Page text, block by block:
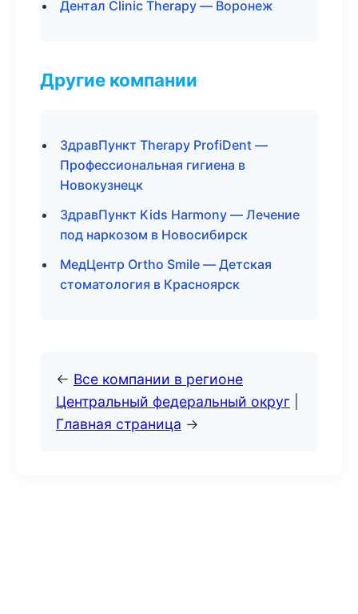
Дентал Clinic Therapy — Воронеж
Другие компании
ЗдравПункт Therapy ProfiDent —
Профессиональная гигиена в
Новокузнецк
ЗдравПункт Kids Harmony — Лечение
под наркозом в Новосибирск
МедЦентр Ortho Smile — Детская
стоматология в Красноярск
← Все компании в регионе
Центральный федеральный округ
Главная страница →